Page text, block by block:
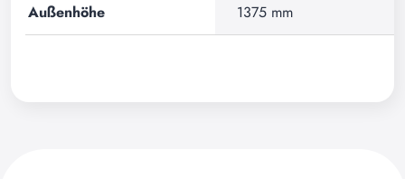
Außenhöhe 1375 mm